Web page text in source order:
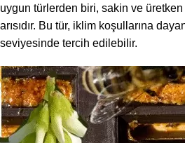
uygun türlerden biri, sakin ve üretken
arısıdır. Bu tür, iklim koşullarına
seviyesinde tercih edilebilir.